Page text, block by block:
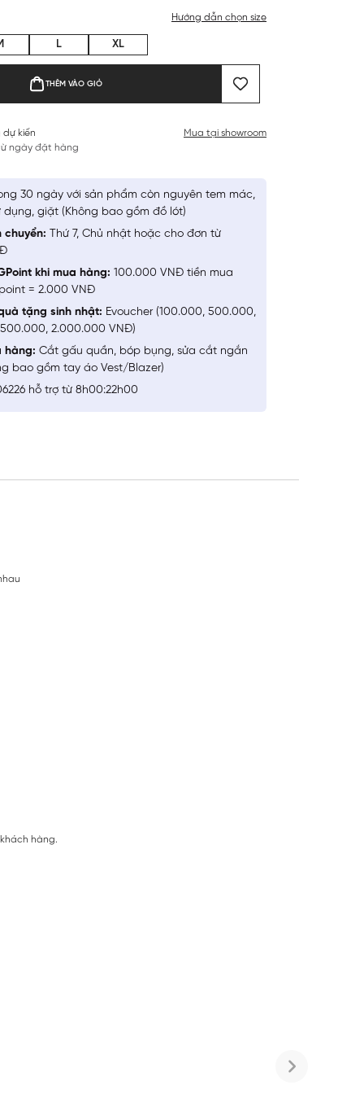
Hướng dẫn chọn size
L XL
THÊM VÀO GIỎ
dự kiến
ngày đặt hàng
Mua tại showroom
30 ngày với sản phẩm còn nguyên tem mác,
dụng, giặt (Không bao gồm đồ lót)
chuyển: Thứ 7, Chủ nhật hoặc cho đơn từ
khi mua hàng: 100.000 VNĐ tiền mua
= 2.000 VNĐ
tặng sinh nhật: Evoucher (100.000, 500.000,
2.000.000 VNĐ)
hàng: Cắt gấu quần, bóp bụng, sửa cắt ngắn
bao gồm tay áo Vest/Blazer)
hỗ trợ từ 8h00:22h00
hàng.